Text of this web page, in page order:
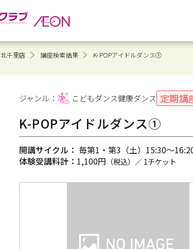
北千里店 講座検索結果 K-POPアイドルダンス①
ジャンル： こどもダンス健康ダンス 定期講
K-POPアイドルダンス①
開講サイクル： 毎第1・第3（土）15:30～
体験受講料計： 1,100円 （税込）／ 1チケット